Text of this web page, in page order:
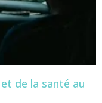
de la santé au